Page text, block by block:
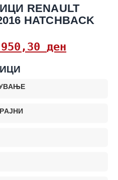
RENAULT
HATCHBACK
ден